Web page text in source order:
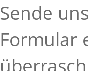
Sende
Formular